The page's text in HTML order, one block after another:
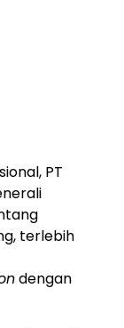
PT
terlebih
dengan